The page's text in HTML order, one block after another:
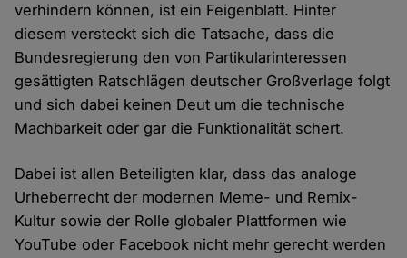
verhindern können, ist ein Feigenblatt. Hinter
diesem versteckt sich die Tatsache, dass die
Bundesregierung den von Partikularinteressen
gesättigten Ratschlägen deutscher Großverlage folgt
und sich dabei keinen Deut um die technische
Machbarkeit oder gar die Funktionalität schert.
Dabei ist allen Beteiligten klar, dass das analoge
Urheberrecht der modernen Meme- und Remix-
Kultur sowie der Rolle globaler Plattformen wie
YouTube oder Facebook nicht mehr gerecht werden